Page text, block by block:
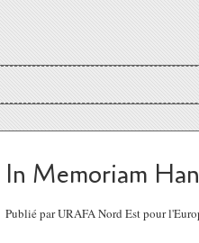
In Memoriam
Publié par URAFA Nord Est pour